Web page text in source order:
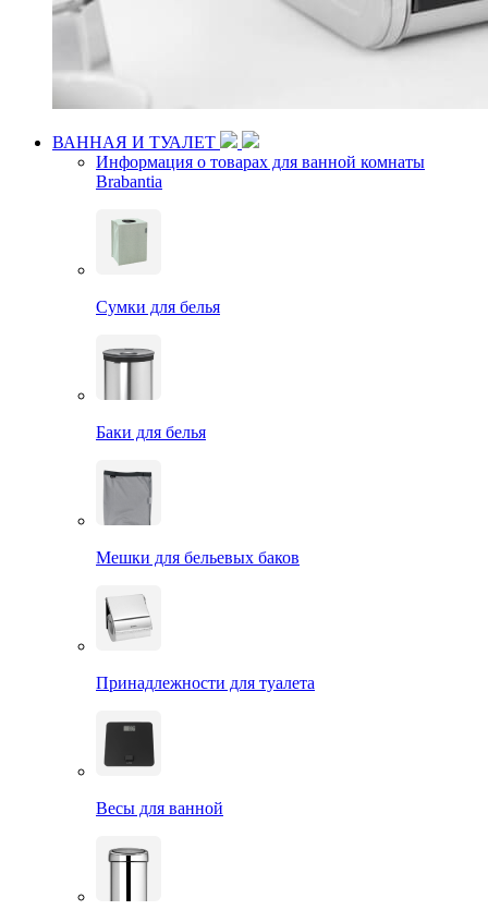
ВАННАЯ И ТУАЛЕТ
Информация о товарах для ванной комнаты
Brabantia
Сумки для белья
Баки для белья
Мешки для бельевых баков
Принадлежности для туалета
Весы для ванной